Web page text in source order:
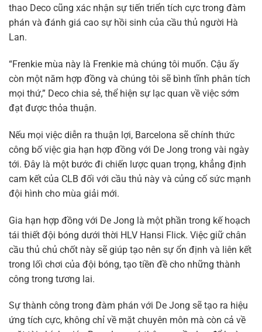
thao Deco cũng xác nhận sự tiến triển tích cực trong đàm
phán và đánh giá cao sự hồi sinh của cầu thủ người Hà
Lan.
“Frenkie mùa này là Frenkie mà chúng tôi muốn. Cậu ấy
còn một năm hợp đồng và chúng tôi sẽ bình tĩnh phân tích
mọi thứ,” Deco chia sẻ, thể hiện sự lạc quan về việc sớm
đạt được thỏa thuận.
Nếu mọi việc diễn ra thuận lợi, Barcelona sẽ chính thức
công bố việc gia hạn hợp đồng với De Jong trong vài ngày
tới. Đây là một bước đi chiến lược quan trọng, khẳng định
cam kết của CLB đối với cầu thủ này và củng cố sức mạnh
đội hình cho mùa giải mới.
Gia hạn hợp đồng với De Jong là một phần trong kế hoạch
tái thiết đội bóng dưới thời HLV Hansi Flick. Việc giữ chân
cầu thủ chủ chốt này sẽ giúp tạo nên sự ổn định và liên kết
trong lối chơi của đội bóng, tạo tiền đề cho những thành
công trong tương lai.
Sự thành công trong đàm phán với De Jong sẽ tạo ra hiệu
ứng tích cực, không chỉ về mặt chuyên môn mà còn cả về